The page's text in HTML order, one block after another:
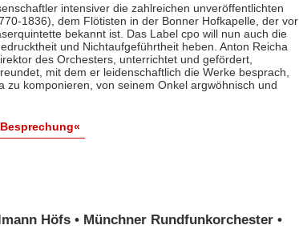
intensiver die zahlreichen unveröffentlichten
1836), dem Flötisten in der Bonner Hofkapelle, der vor
bekannt ist. Das Label cpo will nun auch die
und Nichtaufgeführtheit heben. Anton Reicha
des Orchesters, unterrichtet und gefördert,
mit dem er leidenschaftlich die Werke besprach,
zu komponieren, von seinem Onkel argwöhnisch und
Höfs • Münchner Rundfunkorchester •